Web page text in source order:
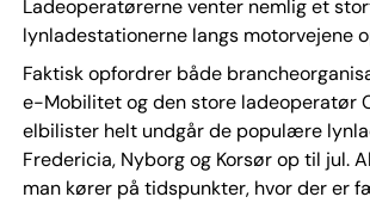
Ladeoperatørerne venter nemlig et
lynladestationerne langs motorvejene
Faktisk opfordrer både
e-Mobilitet og den store ladeoperatør
elbilister helt undgår de populære
Fredericia, Nyborg og Korsør op til jul.
man kører på tidspunkter, hvor der er